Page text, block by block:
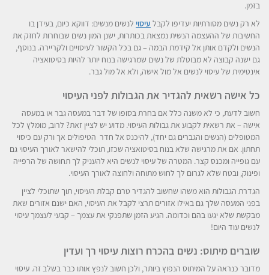
בזמן.
לא רק נשים מסורתיות יעדיפו לקבל עיסוי לנשים מנשים: דווקא כיום, בעידן בו
החשיבות של ההעצמה הנשית נמצאת בכותרות, ישנן המון נשים שבוחרות לחזק את
הנשים ולקדם אותן אל קידמת הבמה – גם בכל הקשור לעיסויים ולקריירה. בנוסף,
גם ישנה קבוצה לא מבוטלת של נשים שמרגישה בנוח יותר להיות בסיטואציה
אינטימית של עיסוי לנשים אל מול אישה, ולא אל מול גבר.
כל אישה רשאית להגדיר את הגבולות לפני העיסוי
חשוב לדעת, כי לא משנה כלל אם בחרת בסופו של דבר במעסה גבר או במעסה
אישה – את רשאית לקבוע את גבולות העיסוי. מדוע יש לציין זאת? לרוב, מומלץ לכל
המטופלים (הנשים והגברים גם יחד), להיכנס אל חדר הטיפולים אך ורק עם כיסוי
תחתון. אם את מרגישה שלא בנוח בסיטואציה שכזו, תוכלי להישאר לאורך העיסוי גם
עם גופייה ומכנס קצר. המטרה של עיסוי לנשים היא להעניק לך תחושה של הרפייה
ופינוק, ובטח שלא לגרום לך לחוש מתוחה ולחוצה לאורך העיסוי.
הגדרת הגבולות הוא משהו שחשוב להגדיר טרם קבלת העיסוי, תוך שתוכלי לציין
בפני המעסה שלך גם באילו אזורים תרצי לקבל את העיסוי, האם ישנם אזורים שאת
מבקשת שלא יגעו בהם וכדומה. הגיע הזמן שתפנקי את עצמך – קבעי לעצמך עיסוי
לנשים עוד היום!
שוברים מיתוס: נשים בהכרח רוצות עיסוי רך ועדין
מדובר כנראה על המיתוס הנפוץ ביותר, ולכן חשוב לנפץ אותו כבר בשלב זה. עיסוי